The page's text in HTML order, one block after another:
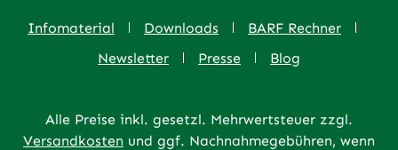
Infomaterial Downloads
BARF Rechner
Newsletter
Presse Blog
Alle Preise inkl. gesetzl. Mehrwertsteuer zzgl.
Versandkosten und ggf. Nachnahmegebühren, wenn